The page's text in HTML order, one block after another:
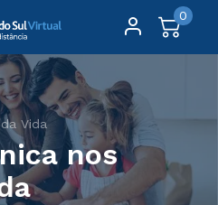
0
Vida
nos